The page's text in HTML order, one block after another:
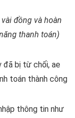
đồng và hoàn
thanh toán)
đã bị từ chối, ae
toán thành công
thông tin như